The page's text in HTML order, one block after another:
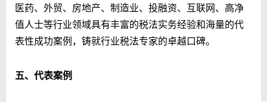
医药、外贸、房地产、制造业、投融资、互联网、高净
值人士等行业领域具有丰富的税法实务经验和海量的代
表性成功案例，铸就行业税法专家的卓越口碑。
五、代表案例